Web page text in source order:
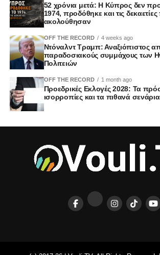
52 χρόνια μετά: Η Κύπρος δεν
1974, προδόθηκε και τις
ακολούθησαν
OFF THE RECORD 4 weeks ago
Ντόναλντ Τραμπ: Αναξιόπιστος
παραδοσιακούς συμμάχους των
Πολιτειών
OFF THE RECORD 1 month ago
Προεδρικές Εκλογές 2028: Τα
ισορροπίες και τα πιθανά σενάρια